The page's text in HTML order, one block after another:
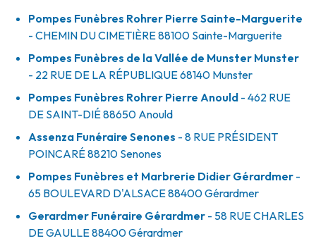
Pompes Funèbres Rohrer Pierre Sainte-Marguerite
- CHEMIN DU CIMETIÈRE88100 Sainte-Marguerite
Pompes Funèbres de la Vallée de Munster Munster
- 22 RUE DE LA RÉPUBLIQUE68140 Munster
Pompes Funèbres Rohrer Pierre Anould - 462 RUE
DE SAINT-DIÉ88650 Anould
Assenza Funéraire Senones - 8 RUE PRÉSIDENT
POINCARÉ88210 Senones
Pompes Funèbres et Marbrerie Didier Gérardmer -
65 BOULEVARD D'ALSACE88400Gérardmer
Gerardmer Funéraire Gérardmer - 58 RUE CHARLES
DE GAULLE88400Gérardmer